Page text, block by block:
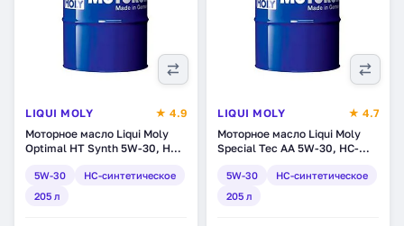
LIQUI MOLY
★ 4.9
Моторное масло Liqui Moly
Optimal HT Synth 5W-30, HC-
5W-30
HC-синтетическое
205 л
LIQUI MOLY
★ 4.7
Моторное масло Liqui Moly
Special Tec AA 5W-30, HC-
5W-30
HC-синтетическое
205 л